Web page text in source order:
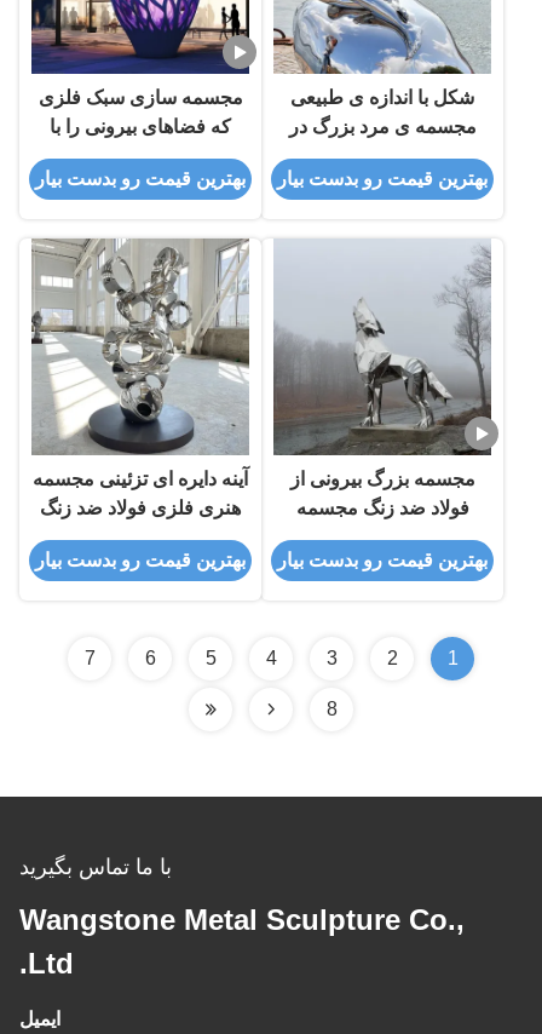
شکل با اندازه ی طبیعی
مجسمه ی مرد بزرگ در
فضای باز
بهترین قیمت رو بدست بیار
مجسمه سازی سبک فلزی
که فضاهای بیرونی را با
زیبایی و نور تزئین می کند
بهترین قیمت رو بدست بیار
مجسمه بزرگ بیرونی از
فولاد ضد زنگ مجسمه
حیوانی هندسی مجسمه
گرگ زوزه
بهترین قیمت رو بدست بیار
آینه دایره ای تزئینی مجسمه
هنری فلزی فولاد ضد زنگ
بهترین قیمت رو بدست بیار
1
2
3
4
5
6
7
8
با ما تماس بگیرید
Wangstone Metal Sculpture Co.,
Ltd.
ایمیل